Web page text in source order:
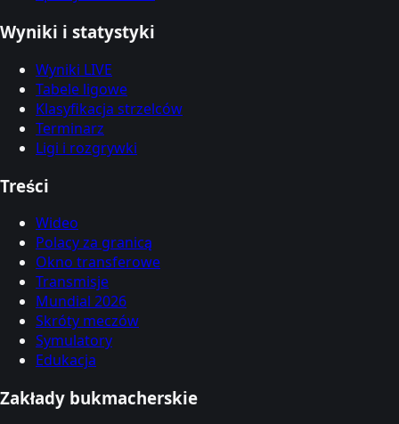
Wyniki i statystyki
Wyniki LIVE
Tabele ligowe
Klasyfikacja strzelców
Terminarz
Ligi i rozgrywki
Treści
Wideo
Polacy za granicą
Okno transferowe
Transmisje
Mundial 2026
Skróty meczów
Symulatory
Edukacja
Zakłady bukmacherskie